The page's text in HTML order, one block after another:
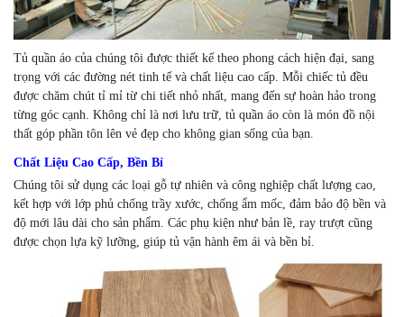
Tủ quần áo của chúng tôi được thiết kế theo phong cách hiện đại, sang
trọng với các đường nét tinh tế và chất liệu cao cấp. Mỗi chiếc tủ đều
được chăm chút tỉ mỉ từ chi tiết nhỏ nhất, mang đến sự hoàn hảo trong
từng góc cạnh. Không chỉ là nơi lưu trữ, tủ quần áo còn là món đồ nội
thất góp phần tôn lên vẻ đẹp cho không gian sống của bạn.
Chất Liệu Cao Cấp, Bền Bỉ
Chúng tôi sử dụng các loại gỗ tự nhiên và công nghiệp chất lượng cao,
kết hợp với lớp phủ chống trầy xước, chống ẩm mốc, đảm bảo độ bền và
độ mới lâu dài cho sản phẩm. Các phụ kiện như bản lề, ray trượt cũng
được chọn lựa kỹ lưỡng, giúp tủ vận hành êm ái và bền bỉ.